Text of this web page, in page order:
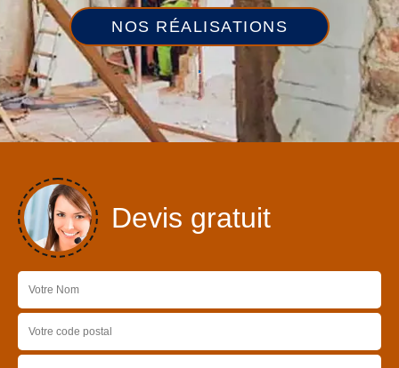
NOS RÉALISATIONS
Devis gratuit